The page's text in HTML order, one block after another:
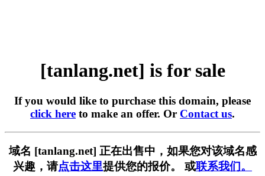
[tanlang.net] is for sale
If you would like to purchase this domain, please
click here to make an offer. Or Contact us.
域名 [tanlang.net] 正在出售中，如果您对该域名感
兴趣，请点击这里提供您的报价。 或联系我们。